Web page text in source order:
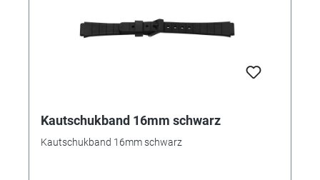
Kautschukband 16mm schwarz
Kautschukband 16mm schwarz